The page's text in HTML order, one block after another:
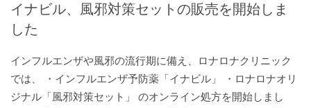
イナビル、風邪対策セットの販売を開始しま
した
インフルエンザや風邪の流行期に備え、ロナロナクリニック
では、 ・インフルエンザ予防薬「イナビル」 ・ロナロナオリ
ジナル「風邪対策セット」 のオンライン処方を開始しまし